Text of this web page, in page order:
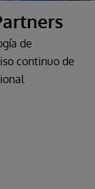
de
continuo de